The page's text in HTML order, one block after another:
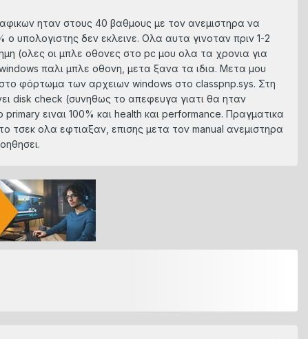
ηταν στους 40 βαθμους με τον ανεμιστηρα να
υπολογιστης δεν εκλεινε. Ολα αυτα γινοταν πριν 1-2
(ολες οι μπλε οθονες στο pc μου ολα τα χρονια για
παλι μπλε οθονη, μετα ξανα τα ιδια. Μετα μου
φόρτωμα των αρχειων windows στο classpnp.sys. Στη
disk check (συνηθως το απεφευγα γιατι θα ηταν
ειναι 100% και health και performance. Πραγματικα
τσεκ ολα εφτιαξαν, επισης μετα τον manual ανεμιστηρα